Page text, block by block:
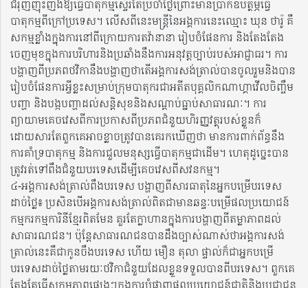
ជំរុញញុះញង់ឱ្យធ្វើបាតុកម្មស្ទើរតែប្រចាំថ្ងៃព្រោះមានប្រាក់ឧបត្ថម្ភធ្វើ
បាតុកម្មពីក្រៅប្រទេស។ លើសពីនេះមន្ត្រីនៃអង្គការនេះឈ្មោះ ឃុន​ ថារ៉ូ គឺ
សកម្មខ្លាំងក្នុងការនៅពីក្រោយការតវ៉ានានា រៀបចំផែនការ និងតែងតែង
ចេញមុខក្នុងការបរិហារនិងប្រឆាំងនឹងការអនុវត្តច្បាប់របស់អាជ្ញាធរ។ ការ
បង្ហាញពីប្រភពថវិកានឹងបង្ហាញថាតើអង្គការសង់ត្រាល់បានចូលរួមនិងបាន
រៀបចំផែនការអ្វីខ្លះសម្រាប់ក្រុមបាតុករជាអតីតបុគ្គលិកណាហ្គាវើលចិញ្ចឹម
បញ្ហា និងបង្កបញ្ហាដល់សន្តិសុខនិងសណ្តាប់ធ្នាប់សាធារណៈ។ ការ
ព្យាយាមគេចវេសពីការប្រកាសពីប្រភពជំនួយហិរញ្ញវត្ថុរបស់ខ្លួនក៏
ដោយសារតែពួកគេអាចខ្លាចត្រូវបានគេរកឃើញថា មានការពាក់ព័ន្ធនឹង
ការគាំទ្របាតុកម្ម និងការជួលមនុស្សធ្វើបាតុកម្មជាដើម។ ហេតុដូច្នេះបាន
ត្រូវរត់ទៅពឹងជំនួយបរទេសដើម្បីគេចវេសពីសវនកម្ម។
៤-អង្គការសង់ត្រាល់ពឹងបរទេស បង្ហាញពីសារធាតុនៃអ្នកបម្រើបរទេស
ដាច់ថ្លៃ៖ ប្រសិនបើអង្គការសង់ត្រាល់ពិតជាមានឆន្ទៈបម្រើផលប្រយោជន៍
កម្មករកម្មការិនីខ្មែរពិតមែន គួរតែក្លាហានក្នុងការបង្ហាញពីតម្លាភាព​ដល់
សាធារណជន។ ប៉ុន្តែសាធារណជនបានដឹងច្បាស់ណាស់ថាអង្គការសង់
ត្រាល់នេះគឺជាកូនចឹងបរទេស ហើយ មឿន តុលា ផ្ទាល់ក៏ជាអ្នកបម្រើ
បរទេសដាច់ថ្លៃតាមរយៈថវិកាជំនួយដែលខ្លួនទទួលបានពីបរទេស។ ពួកគេ
តែងតែធ្វើសកម្មភាពផ្សេងៗក្នុងការបំផ្លាញផលប្រយោជន៍ជាតិនិងប្រជាជន